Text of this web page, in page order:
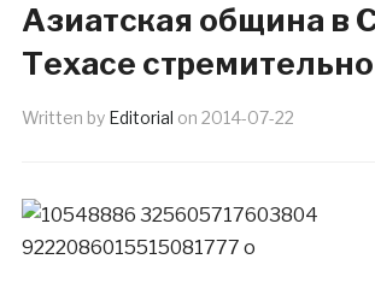
Азиатская община в
Техасе стремительно
Written by Editorial on 2014-07-22